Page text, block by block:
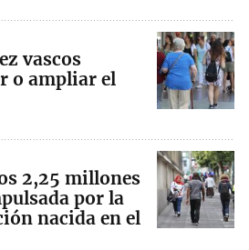
vascos
o ampliar el
2,25 millones
por la
nacida en el